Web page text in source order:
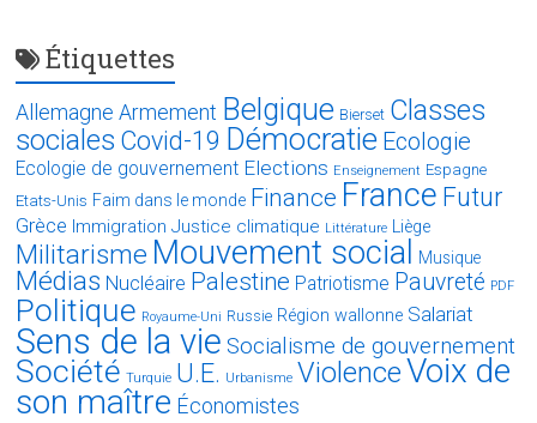
Étiquettes
Allemagne Armement Belgique Bierset Classes
sociales Covid-19 Démocratie Ecologie
Ecologie de gouvernement Elections Enseignement Espagne
Etats-Unis Faim dans le monde Finance France Futur
Grèce Immigration Justice climatique Littérature Liège
Militarisme Mouvement social Musique
Médias Nucléaire Palestine Patriotisme Pauvreté PDF
Politique Royaume-Uni Russie Région wallonne Salariat
Sens de la vie Socialisme de gouvernement
Société Turquie U.E. Urbanisme ViolenceVoix de
son maître Économistes